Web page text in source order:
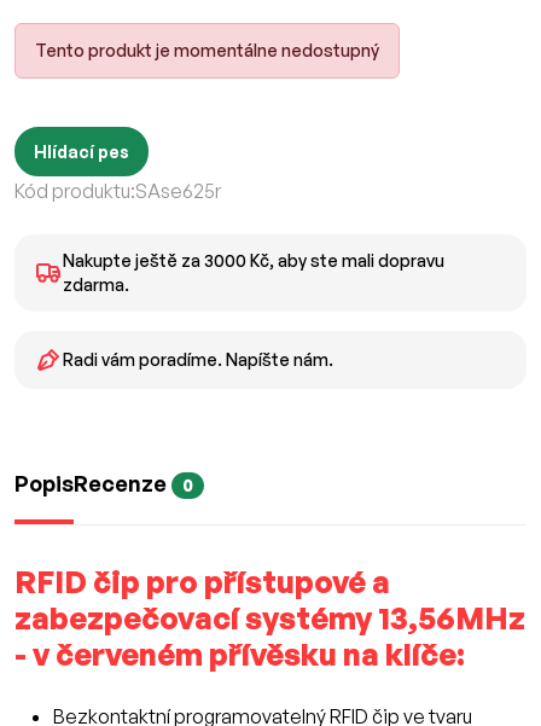
Tento produkt je momentálne nedostupný
Hlídací pes
Kód produktu:SAse625r
Nakupte ještě za 3000 Kč, aby ste mali dopravu
zdarma.
Radi vám poradíme. Napíšte nám.
PopisRecenze 0
RFID čip pro přístupové a
zabezpečovací systémy 13,56MHz
- v červeném přívěsku na klíče:
Bezkontaktní programovatelný RFID čip ve tvaru